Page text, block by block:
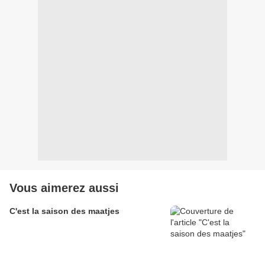
Vous aimerez aussi
C'est la saison des maatjes